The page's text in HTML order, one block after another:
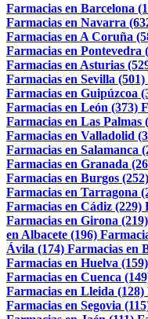
Farmacias en Barcelona
Farmacias en Navarra
Farmacias en A Coruña
Farmacias en Pontevedra
Farmacias en Asturias
Farmacias en Sevilla (501)
Farmacias en Guipúzcoa
Farmacias en León (373)
Farmacias en Las Palmas
Farmacias en Valladolid
Farmacias en Salamanca
Farmacias en Granada
Farmacias en Burgos (252)
Farmacias en Tarragona
Farmacias en Cádiz (229)
Farmacias en Girona (219)
en Albacete (196)
Ávila (174) Farmacias en
Farmacias en Huelva (159)
Farmacias en Cuenca
Farmacias en Lleida (128)
Farmacias en Segovia